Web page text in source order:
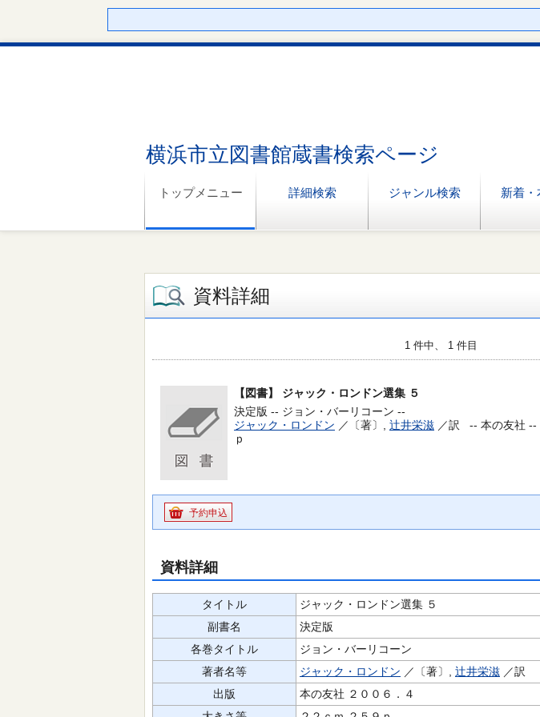
横浜市立図書館蔵書検索ページ
トップメニュー 詳細検索 ジャンル検索 新着・
資料詳細
1 件中、 1 件目
【図書】
ジャック・ロンドン選集 ５
決定版 -- ジョン・バーリコーン --
ジャック・ロンドン ／〔著〕, 辻井栄滋 ／訳 -- 本の友社 --
ｐ
予約申込
資料詳細
タイトル
ジャック・ロンドン選集 ５
副書名
決定版
各巻タイトル
ジョン・バーリコーン
著者名等
ジャック・ロンドン ／〔著〕, 辻井栄滋 ／訳
出版
本の友社 ２００６．４